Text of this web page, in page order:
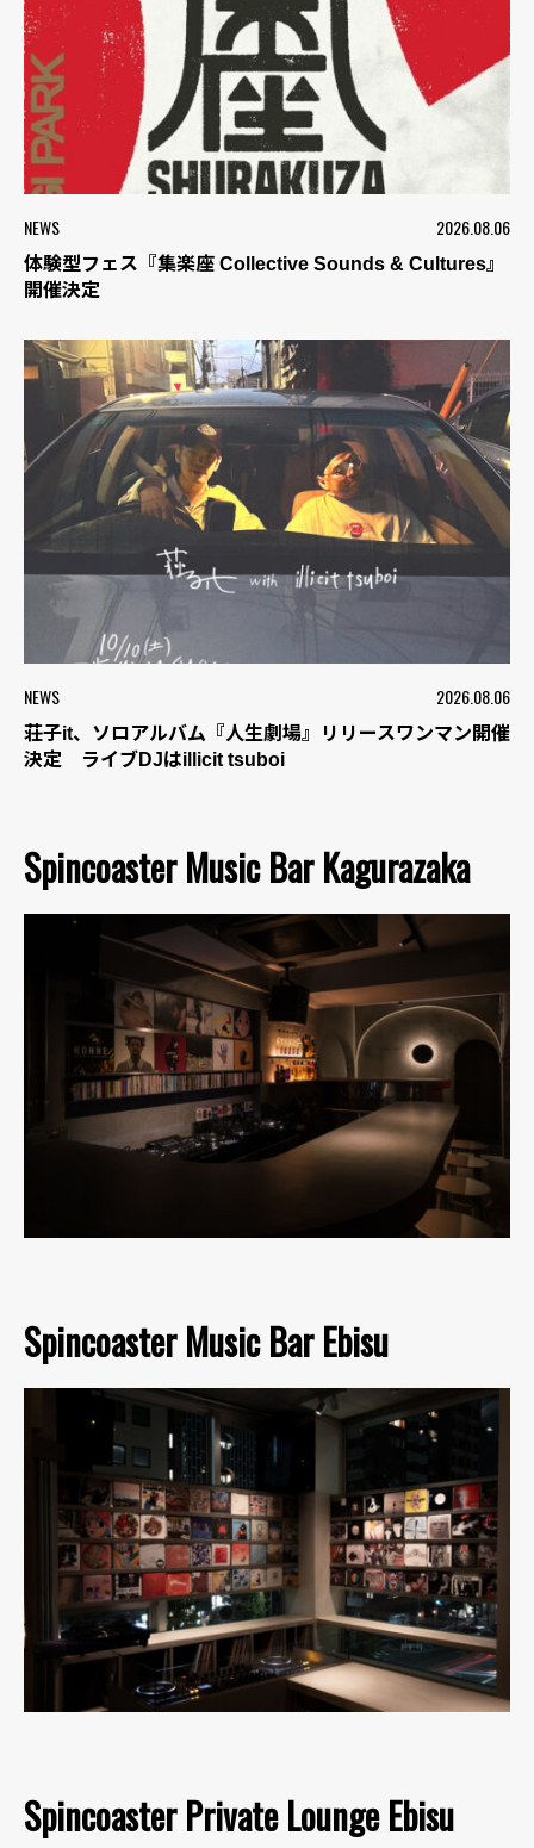
NEWS 2026.08.06
体験型フェス『集楽座 Collective Sounds & Cultures』
開催決定
NEWS 2026.08.06
荘子it、ソロアルバム『人生劇場』リリースワンマン開催
決定 ライブDJはillicit tsuboi
Spincoaster Music Bar Kagurazaka
Spincoaster Music Bar Ebisu
Spincoaster Private Lounge Ebisu